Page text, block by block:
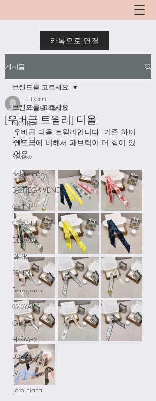
카톡으로 연결
게시물
브랜드를 고르세요
NOTICE
Editorial
Review
Balenciaga
BOTTEGA VENETA
CELINE
CHANEL
DELVAUX
DIOR
FENDI
Ferragamo
GOYARD
GUCCI
HERMES
LOEWE
LV
Loro Piana
브랜드를 고르세요
[우버급 트윌리] 디올
Hi Onni
2025년 4월 7일
우버급 디올 트윌리입니다. 기존 하이
엔드급에 비해서 패브릭이 더 힘이 있
어요.